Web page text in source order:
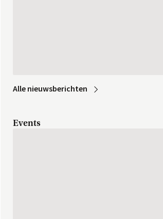
Alle nieuwsberichten
Events